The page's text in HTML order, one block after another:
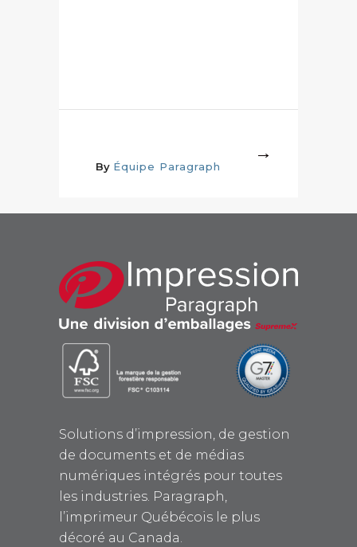
By Équipe Paragraph
Solutions d’impression, de gestion
de documents et de médias
numériques intégrés pour toutes
les industries. Paragraph,
l’imprimeur Québécois le plus
décoré au Canada.